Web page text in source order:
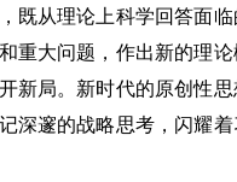
既从理论上科学回答面
重大问题，作出新的理
新局。新时代的原创性
深邃的战略思考，闪耀